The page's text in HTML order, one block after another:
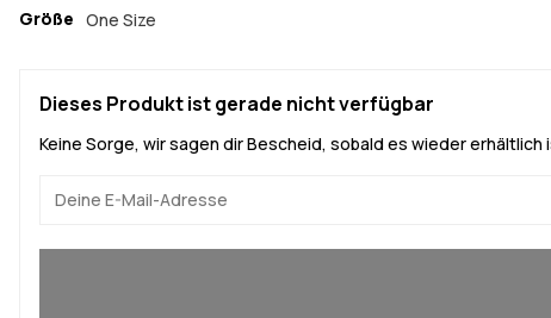
Größe One Size
Dieses Produkt ist gerade nicht verfügbar
Keine Sorge, wir sagen dir Bescheid, sobald es wieder erhältlich